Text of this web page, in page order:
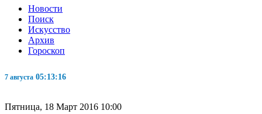
Новости
Поиск
Искусство
Архив
Гороскоп
7 августа 05:13:17
Пятница, 18 Март 2016 10:00